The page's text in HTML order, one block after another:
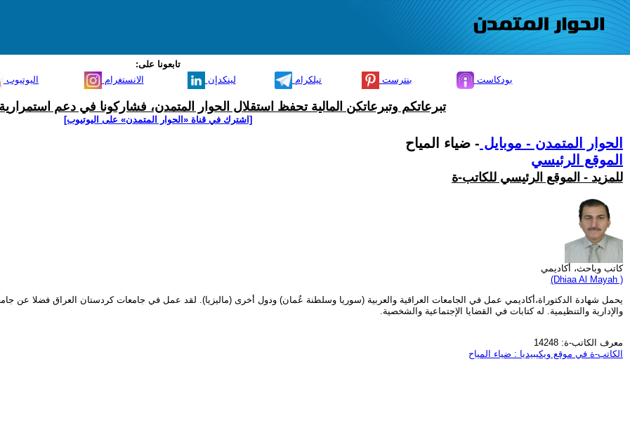
تابعونا على:
اليوتيوب الانستغرام لينكدإن تيلكرام بنترست بودكاست
تبرعاتكم وتبرعاتكن المالية تحفظ استقلال الحوار المتمدن، فشاركونا في دعم
[اشترك في قناة ‫«الحوار المتمدن» على اليوتيوب]
الحوار المتمدن - موبايل - ضياء المياح
الموقع الرئيسي
للمزيد - الموقع الرئيسي للكاتب-ة
كاتب وباحث، أكاديمي
(Dhiaa Al Mayah )
يحمل شهادة الدكتوراة،أكاديمي عمل في الجامعات العراقية والعربية (سوريا وسلطنة عُمان) ودول أخرى (ماليزيا). لقد عمل في جامعات كردستان العراق فضلا عن
والإدارية والتنظيمية. له كتابات في القضايا الإجتماعية والشخصية.
معرف الكاتب-ة: 14248
الكاتب-ة في موقع ويكيبيديا : ضياء المياح